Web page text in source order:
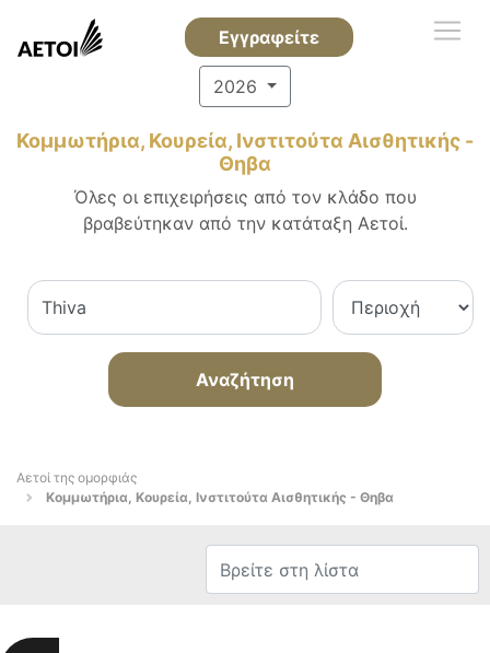
Εγγραφείτε
2026
Κομμωτήρια, Κουρεία, Ινστιτούτα Αισθητικής -
Θηβα
Όλες οι επιχειρήσεις από τον κλάδο που
βραβεύτηκαν από την κατάταξη Αετοί.
Αναζήτηση
Αετοί της ομορφιάς
Κομμωτήρια, Κουρεία, Ινστιτούτα Αισθητικής - Θηβα